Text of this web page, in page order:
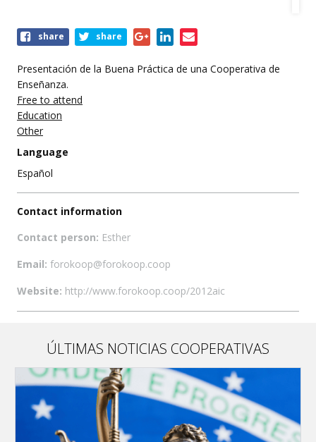
Share
event
share share
Presentación de la Buena Práctica de una Cooperativa de
Enseñanza.
Free to attend
Education
Other
Language
Español
Contact information
Contact person: Esther
Email: forokoop@forokoop.coop
Website: http://www.forokoop.coop/2012aic
ÚLTIMAS NOTICIAS COOPERATIVAS